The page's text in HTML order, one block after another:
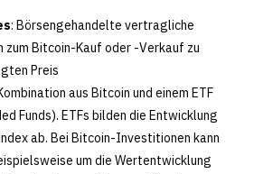
: Börsengehandelte vertragliche
zum Bitcoin-Kauf oder -Verkauf zu
Preis
aus Bitcoin und einem ETF
Funds). ETFs bilden die Entwicklung
ab. Bei Bitcoin-Investitionen kann
um die Wertentwicklung